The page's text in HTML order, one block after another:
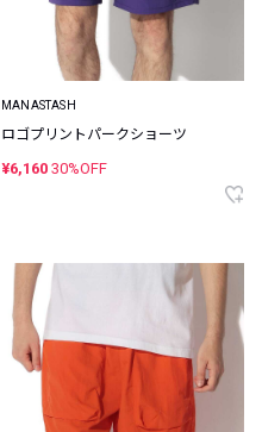
MANASTASH
ロゴプリントパークショーツ
¥6,160 30%OFF